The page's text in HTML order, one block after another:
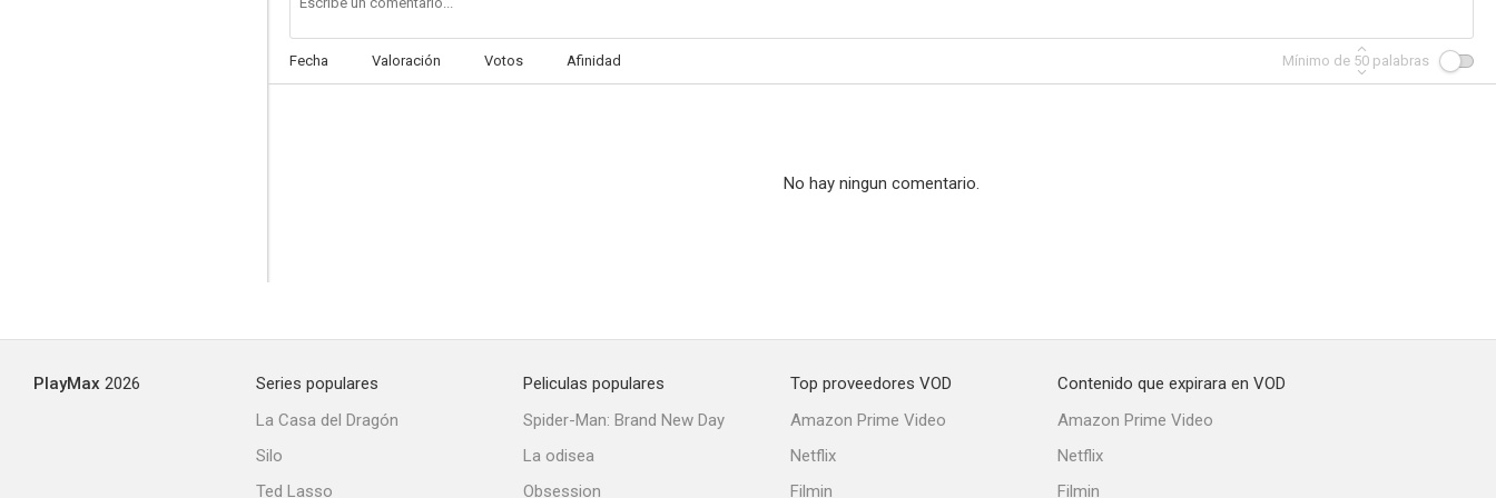
Fecha Valoración Votos Afinidad Mínimo de 50 palabras
No hay ningun comentario.
PlayMax 2026
Series populares
La Casa del Dragón
Silo
Ted Lasso
Peliculas populares
Spider-Man: Brand New Day
La odisea
Obsession
Top proveedores VOD
Amazon Prime Video
Netflix
Filmin
Contenido que expirara en VOD
Amazon Prime Video
Netflix
Filmin